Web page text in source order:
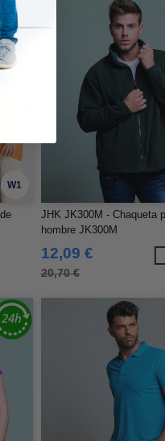
W1
JHK JK300M - Chaqueta
hombre JK300M
12,09 €
20,70 €